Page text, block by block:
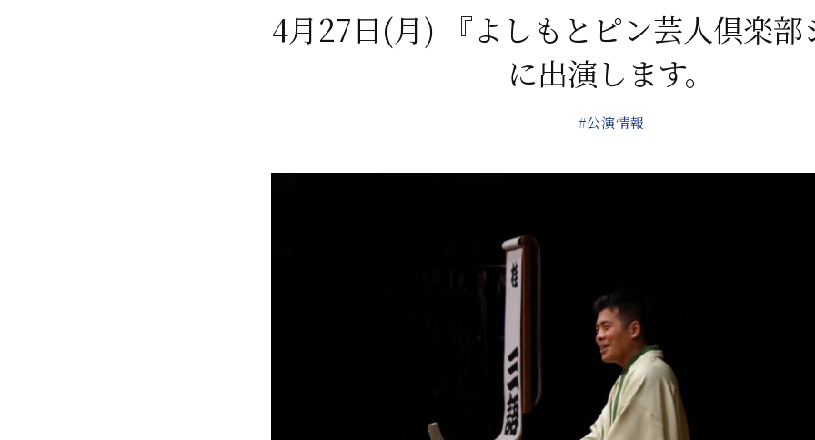
4月27日(月) 『よしもとピン芸人倶楽部
に出演します。
#公演情報